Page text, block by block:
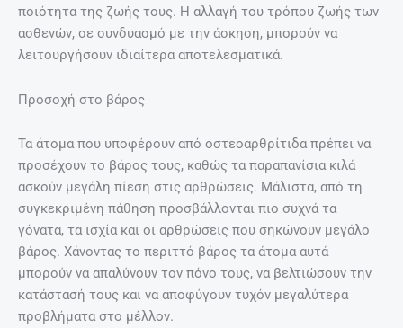
ποιότητα της ζωής τους. Η αλλαγή του τρόπου ζωής των
ασθενών, σε συνδυασμό με την άσκηση, μπορούν να
λειτουργήσουν ιδιαίτερα αποτελεσματικά.
Προσοχή στο βάρος
Τα άτομα που υποφέρουν από οστεοαρθρίτιδα πρέπει να
προσέχουν το βάρος τους, καθώς τα παραπανίσια κιλά
ασκούν μεγάλη πίεση στις αρθρώσεις. Μάλιστα, από τη
συγκεκριμένη πάθηση προσβάλλονται πιο συχνά τα
γόνατα, τα ισχία και οι αρθρώσεις που σηκώνουν μεγάλο
βάρος. Χάνοντας το περιττό βάρος τα άτομα αυτά
μπορούν να απαλύνουν τον πόνο τους, να βελτιώσουν την
κατάστασή τους και να αποφύγουν τυχόν μεγαλύτερα
προβλήματα στο μέλλον.